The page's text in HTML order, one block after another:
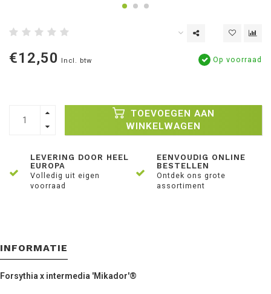
€12,50 Incl. btw Op voorraad
TOEVOEGEN AAN
WINKELWAGEN
LEVERING DOOR HEEL
EUROPA
Volledig uit eigen
voorraad
EENVOUDIG ONLINE
BESTELLEN
Ontdek ons grote
assortiment
INFORMATIE
Forsythia x intermedia 'Mikador'®